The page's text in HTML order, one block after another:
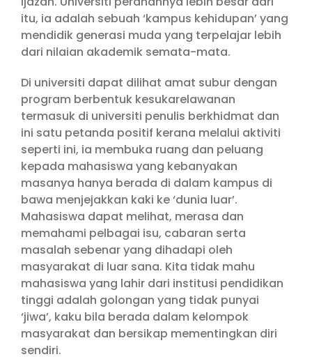
itu, ia adalah sebuah ‘kampus kehidupan’ yang
mendidik generasi muda yang terpelajar lebih
dari nilaian akademik semata-mata.
Di universiti dapat dilihat amat subur dengan
program berbentuk kesukarelawanan
termasuk di universiti penulis berkhidmat dan
ini satu petanda positif kerana melalui aktiviti
seperti ini, ia membuka ruang dan peluang
kepada mahasiswa yang kebanyakan
masanya hanya berada di dalam kampus di
bawa menjejakkan kaki ke ‘dunia luar’.
Mahasiswa dapat melihat, merasa dan
memahami pelbagai isu, cabaran serta
masalah sebenar yang dihadapi oleh
masyarakat di luar sana. Kita tidak mahu
mahasiswa yang lahir dari institusi pendidikan
tinggi adalah golongan yang tidak punyai
‘jiwa’, kaku bila berada dalam kelompok
masyarakat dan bersikap mementingkan diri
sendiri.